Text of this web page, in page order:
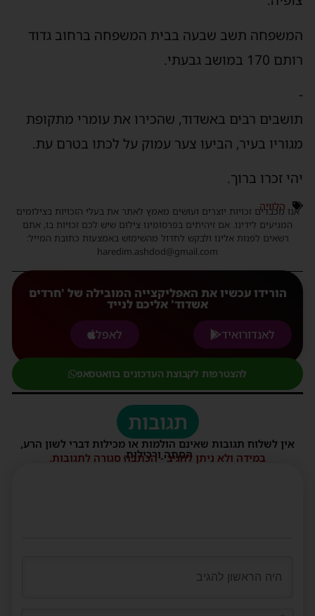
המשפחה תשב שבעה בבית המשפחה ברחוב גדוד
רותם 170 במושב גבעתי.
-
תושבים רבים באשדוד, שהכירו את עומרי מתקופת
מגוריו בעיר, הביעו צער עמוק על לכתו בטרם עת.
יהי זכרו ברוך.
הלוויה
אנו מכבדים זכויות יוצרים ועושים מאמץ לאתר את בעלי הזכויות בצילומים
המגיעים לידינו. אם זיהיתים בפרסומינו צילום שיש לכם זכויות בו, אתם
רשאים לפנות אלינו ולבקש לחדול מהשימוש באמצעות כתובת המייל:
haredim.ashdod@gmail.com
הורידו עכשיו את האפליקצייה המובילה של 'חרדים
אשדוד' אליכם לנייד
לאנדורואיד
לאפל
להצטרפות לקבוצת העדכונים בוואטסאפ
תגובות
אין לשלוח תגובות שאינם הולמות או מכילות דברי לשון הרע,
הסתה ורכילות.
במידה ולא ניתן להגיב - הכתבה סגורה לתגובות.